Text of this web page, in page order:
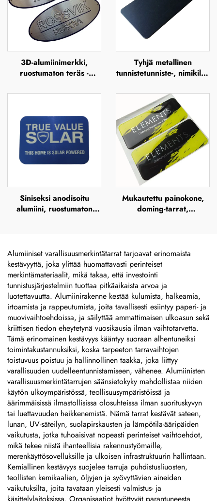
3D-alumiinimerkki,
ruostumaton teräs -
metallilogon nimikilvet
Tyhjä metallinen
tunnistetunniste-, nimikilpi-
alumiinimerkki,
tunnistelevy, ruostumaton
teräs -nimikilpi
Siniseksi anodisoitu
alumiini, ruostumaton
ja korostetun metallilogon
levy
Mukautettu painokone,
doming-tarrat,
kupolamainen 3D-tarra
Alumiiniset varallisuusmerkintätarrat tarjoavat erinomaista
kestävyyttä, joka ylittää huomattavasti perinteiset
merkintämateriaalit, mikä takaa, että investointi
tunnistusjärjestelmiin tuottaa pitkäaikaista arvoa ja
luotettavuutta. Alumiinirakenne kestää kulumista, halkeamia,
irtoamista ja rappeutumista, joita tavallisesti esiintyy paperi- ja
muovivaihtoehdoissa, ja säilyttää ammattimaisen ulkoasun sekä
kriittisen tiedon eheytetynä vuosikausia ilman vaihtotarvetta.
Tämä erinomainen kestävyys kääntyy suoraan alhentuneiksi
toimintakustannuksiksi, koska tarpeeton tarravaihtojen
toistuvuus poistuu ja hallinnollinen taakka, joka liittyy
varallisuuden uudelleentunnistamiseen, vähenee. Alumiinisten
varallisuusmerkintätarrujen säänsietokyky mahdollistaa niiden
käytön ulkoympäristössä, teollisuusympäristöissä ja
äärimmäisissä ilmastollisissa olosuhteissa ilman suorituskyvyn
tai luettavuuden heikkenemistä. Nämä tarrat kestävät sateen,
lunan, UV-säteilyn, suolapirskausten ja lämpötila-ääripäiden
vaikutusta, jotka tuhoaisivat nopeasti perinteiset vaihtoehdot,
mikä tekee niistä ihanteellisia rakennustyömaille,
merenkäyttösovelluksille ja ulkoisen infrastruktuurin hallintaan.
Kemiallinen kestävyys suojelee tarruja puhdistusliuosten,
teollisten kemikaalien, öljyjen ja syövyttävien aineiden
vaikutuksilta, joita tavataan yleisesti valmistus- ja